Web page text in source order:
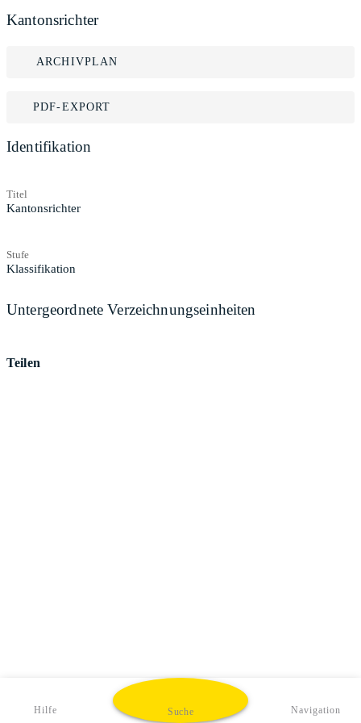
Kantonsrichter
ARCHIVPLAN
PDF-EXPORT
Identifikation
Titel
Kantonsrichter
Stufe
Klassifikation
Untergeordnete Verzeichnungseinheiten
Teilen
Hilfe Suche Navigation